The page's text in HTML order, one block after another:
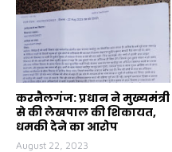
करनैलगंज: प्रधान ने मुख्यमंत्री
से की लेखपाल की शिकायत,
धमकी देने का आरोप
August 22, 2023